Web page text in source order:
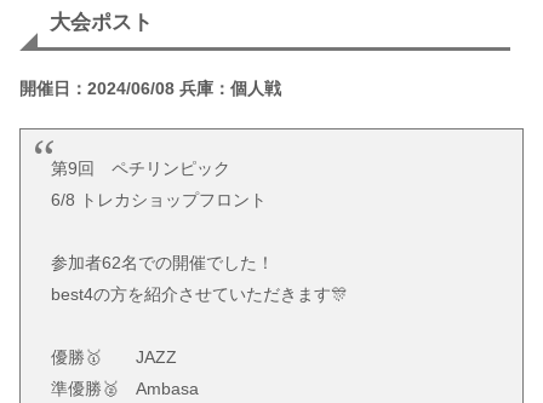
大会ポスト
開催日：2024/06/08 兵庫：個人戦
第9回 ペチリンピック
6/8 トレカショップフロント
参加者62名での開催でした！
best4の方を紹介させていただきます🎊
優勝🥇 JAZZ
準優勝🥈 Ambasa